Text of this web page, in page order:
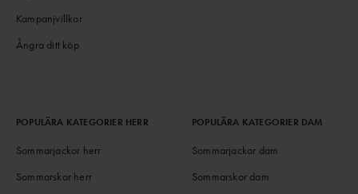
Kampanjvillkor
Ångra ditt köp
POPULÄRA KATEGORIER HERR
Sommarjackor herr
Sommarskor herr
POPULÄRA KATEGORIER DAM
Sommarjackor dam
Sommarskor dam